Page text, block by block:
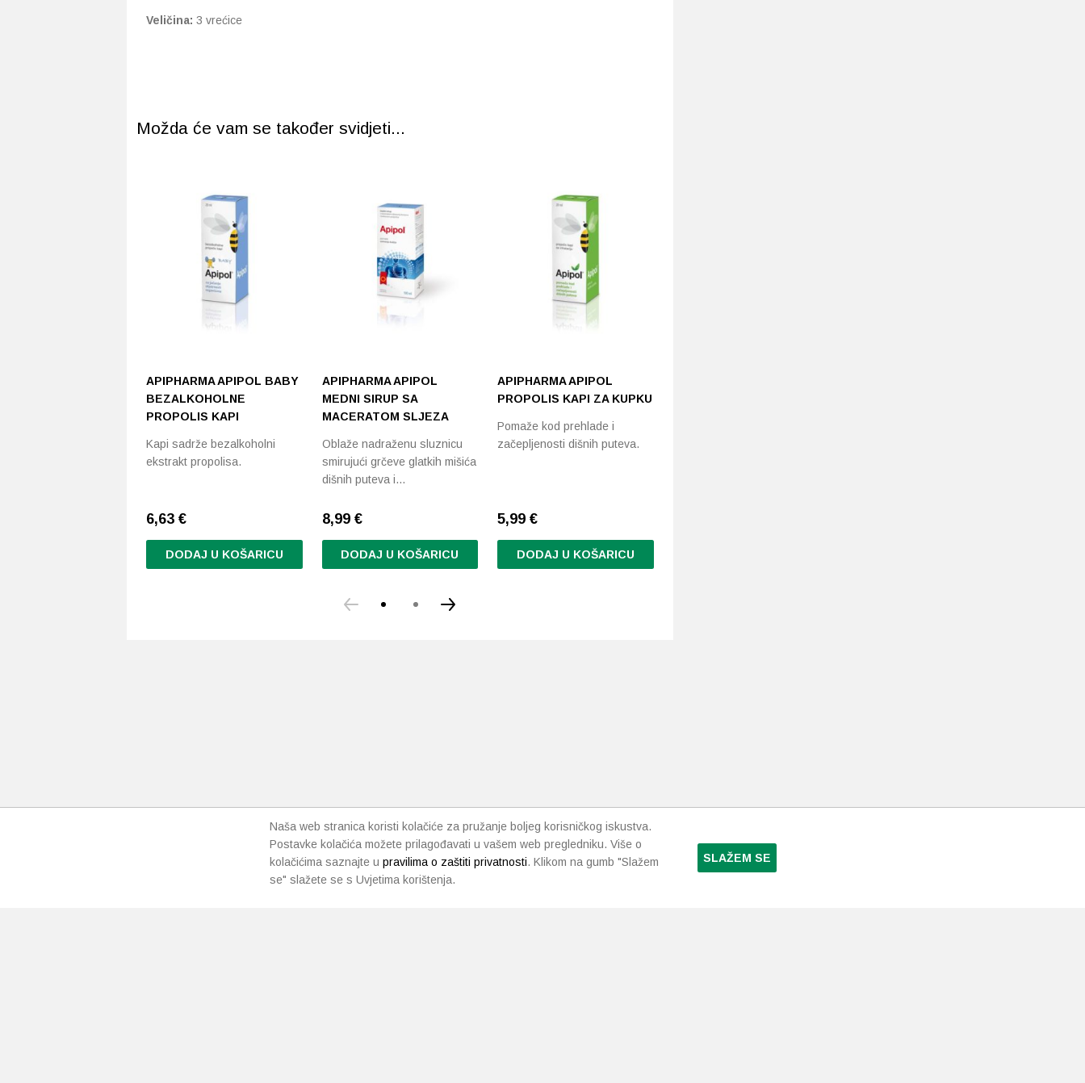
Veličina: 3 vrećice
Možda će vam se također svidjeti...
APIPHARMA APIPOL BABY
BEZALKOHOLNE
PROPOLIS KAPI
Kapi sadrže bezalkoholni
ekstrakt propolisa.
6,63 €
DODAJ U KOŠARICU
APIPHARMA APIPOL
MEDNI SIRUP SA
MACERATOM SLJEZA
Oblaže nadraženu sluznicu
smirujući grčeve glatkih mišića
dišnih puteva i…
8,99 €
DODAJ U KOŠARICU
APIPHARMA APIPOL
PROPOLIS KAPI ZA KUPKU
Pomaže kod prehlade i
začepljenosti dišnih puteva.
5,99€
DODAJ U KOŠARICU
Naša web stranica koristi kolačiće za pružanje boljeg korisničkog iskustva.
Postavke kolačića možete prilagođavati u vašem web pregledniku. Više o
kolačićima saznajte u pravilima o zaštiti privatnosti. Klikom na gumb "Slažem
se" slažete se s Uvjetima korištenja.
SLAŽEM SE